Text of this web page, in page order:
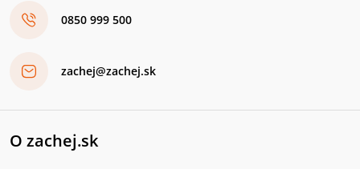
0850 999 500
zachej@zachej.sk
O zachej.sk